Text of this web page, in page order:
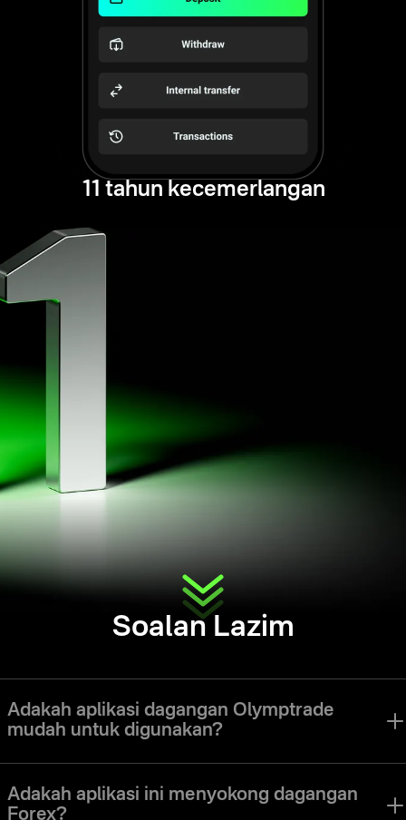
11 tahun kecemerlangan
Soalan Lazim
Adakah aplikasi dagangan Olymptrade
mudah untuk digunakan?
dari semua peringkat untuk melayari antara muka dan menggunakan
semua alatan.
Adakah aplikasi ini menyokong dagangan
Forex?